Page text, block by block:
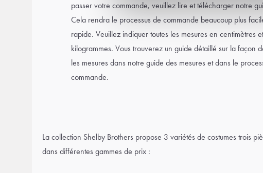
passer votre commande, veuillez lire et télécharger notre
Cela rendra le processus de commande beaucoup plus
rapide. Veuillez indiquer toutes les mesures en centimètres
kilogrammes. Vous trouverez un guide détaillé sur la façon
les mesures dans notre guide des mesures et dans le
commande.
La collection Shelby Brothers propose 3 variétés de costumes trois
dans différentes gammes de prix :